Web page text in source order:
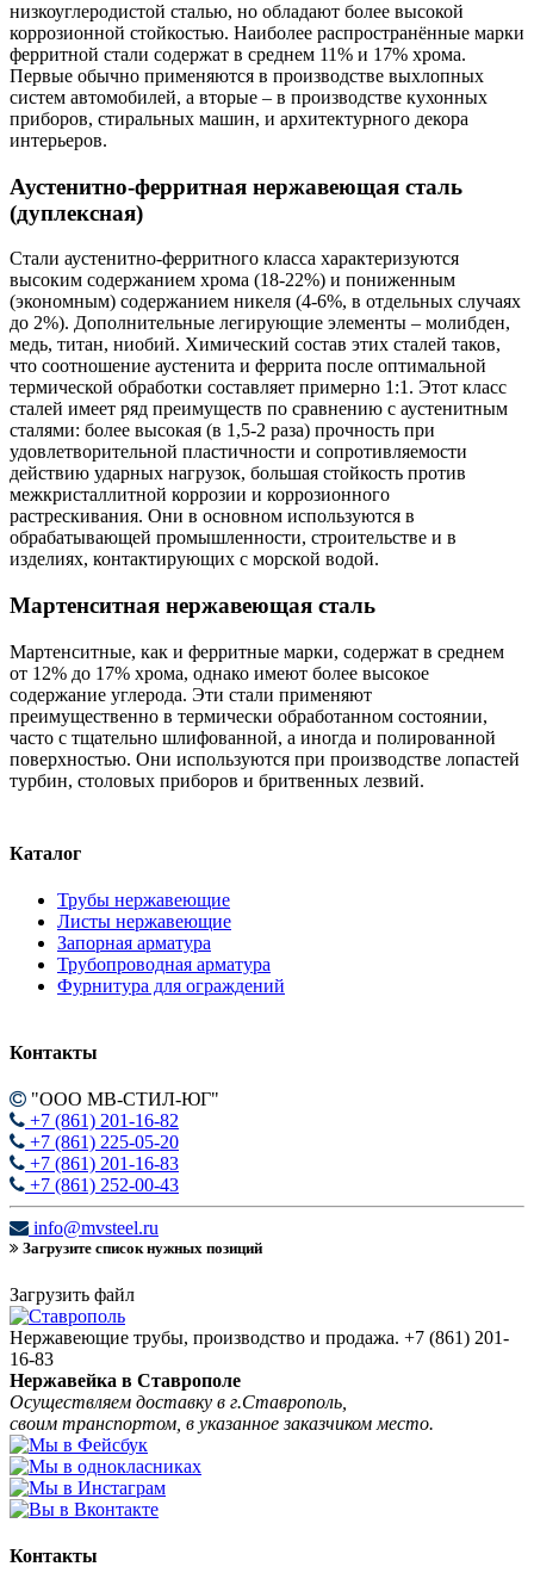
низкоуглеродистой сталью, но обладают более высокой
коррозионной стойкостью. Наиболее распространённые марки
ферритной стали содержат в среднем 11% и 17% хрома.
Первые обычно применяются в производстве выхлопных
систем автомобилей, а вторые – в производстве кухонных
приборов, стиральных машин, и архитектурного декора
интерьеров.
Аустенитно-ферритная нержавеющая сталь
(дуплексная)
Стали аустенитно-ферритного класса характеризуются
высоким содержанием хрома (18-22%) и пониженным
(экономным) содержанием никеля (4-6%, в отдельных случаях
до 2%). Дополнительные легирующие элементы – молибден,
медь, титан, ниобий. Химический состав этих сталей таков,
что соотношение аустенита и феррита после оптимальной
термической обработки составляет примерно 1:1. Этот класс
сталей имеет ряд преимуществ по сравнению с аустенитным
сталями: более высокая (в 1,5-2 раза) прочность при
удовлетворительной пластичности и сопротивляемости
действию ударных нагрузок, большая стойкость против
межкристаллитной коррозии и коррозионного
растрескивания. Они в основном используются в
обрабатывающей промышленности, строительстве и в
изделиях, контактирующих с морской водой.
Мартенситная нержавеющая сталь
Мартенситные, как и ферритные марки, содержат в среднем
от 12% до 17% хрома, однако имеют более высокое
содержание углерода. Эти стали применяют
преимущественно в термически обработанном состоянии,
часто с тщательно шлифованной, а иногда и полированной
поверхностью. Они используются при производстве лопастей
турбин, столовых приборов и бритвенных лезвий.
Каталог
Трубы нержавеющие
Листы нержавеющие
Запорная арматура
Трубопроводная арматура
Фурнитура для ограждений
Контакты
"ООО МВ-СТИЛ-ЮГ"
+7 (861) 201-16-82
+7 (861) 225-05-20
+7 (861) 201-16-83
+7 (861) 252-00-43
info@mvsteel.ru
Загрузите список нужных позиций
Загрузить файл
Нержавеющие трубы, производство и продажа. +7 (861) 201-
16-83
Нержавейка в Ставрополе
Осуществляем доставку в г.Ставрополь,
своим транспортом, в указанное заказчиком место.
Контакты